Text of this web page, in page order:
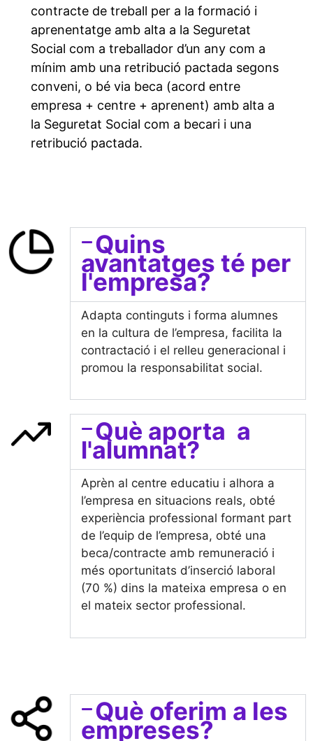
contracte de treball per a la formació i
aprenentatge amb alta a la Seguretat
Social com a treballador d’un any com a
mínim amb una retribució pactada segons
conveni, o bé via beca (acord entre
empresa + centre + aprenent) amb alta a
la Seguretat Social com a becari i una
retribució pactada.
Quins
avantatges té per
l'empresa?
Adapta continguts i forma alumnes
en la cultura de l’empresa, facilita la
contractació i el relleu generacional i
promou la responsabilitat social.
Què aporta a
l'alumnat?
Aprèn al centre educatiu i alhora a
l’empresa en situacions reals, obté
experiència professional formant part
de l’equip de l’empresa, obté una
beca/contracte amb remuneració i
més oportunitats d’inserció laboral
(70 %) dins la mateixa empresa o en
el mateix sector professional.
Què oferim a les
empreses?